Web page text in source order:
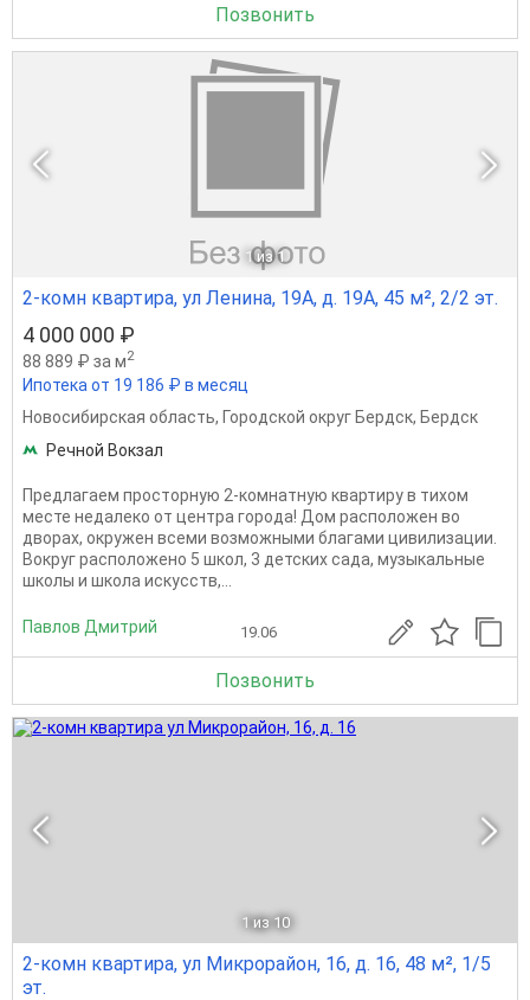
Позвонить
1 из 1
2-комн квартира, ул Ленина, 19А, д. 19А, 45 м², 2/2 эт.
4 000 000 ₽
88 889 ₽ за м2
Ипотека от 19 186 ₽ в месяц
Новосибирская область, Городской округ Бердск, Бердск
Речной Вокзал
Предлагаем просторную 2-комнатную квартиру в тихом
месте недалеко от центра города! Дом расположен во
дворах, окружен всеми возможными благами цивилизации.
Вокруг расположено 5 школ, 3 детских сада, музыкальные
школы и школа искусств,...
Павлов Дмитрий 19.06
Позвонить
1 из 10
2-комн квартира, ул Микрорайон, 16, д. 16, 48 м², 1/5
эт.